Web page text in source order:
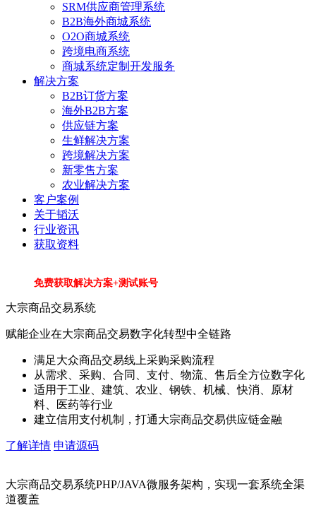
SRM供应商管理系统
B2B海外商城系统
O2O商城系统
跨境电商系统
商城系统定制开发服务
解决方案
B2B订货方案
海外B2B方案
供应链方案
生鲜解决方案
跨境解决方案
新零售方案
农业解决方案
客户案例
关于韬沃
行业资讯
获取资料
免费获取解决方案+测试账号
大宗商品交易系统
赋能企业在大宗商品交易数字化转型中全链路
满足大众商品交易线上采购采购流程
从需求、采购、合同、支付、物流、售后全方位数字化
适用于工业、建筑、农业、钢铁、机械、快消、原材
料、医药等行业
建立信用支付机制，打通大宗商品交易供应链金融
了解详情 申请源码
大宗商品交易系统PHP/JAVA微服务架构，实现一套系统全渠
道覆盖